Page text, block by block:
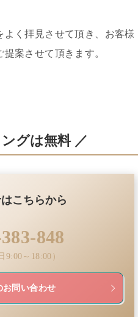
く拝見させて頂き、お客様
案させて頂きます。
グは無料 ／
こちらから
848
9:00～18:00）
お問い合わせ